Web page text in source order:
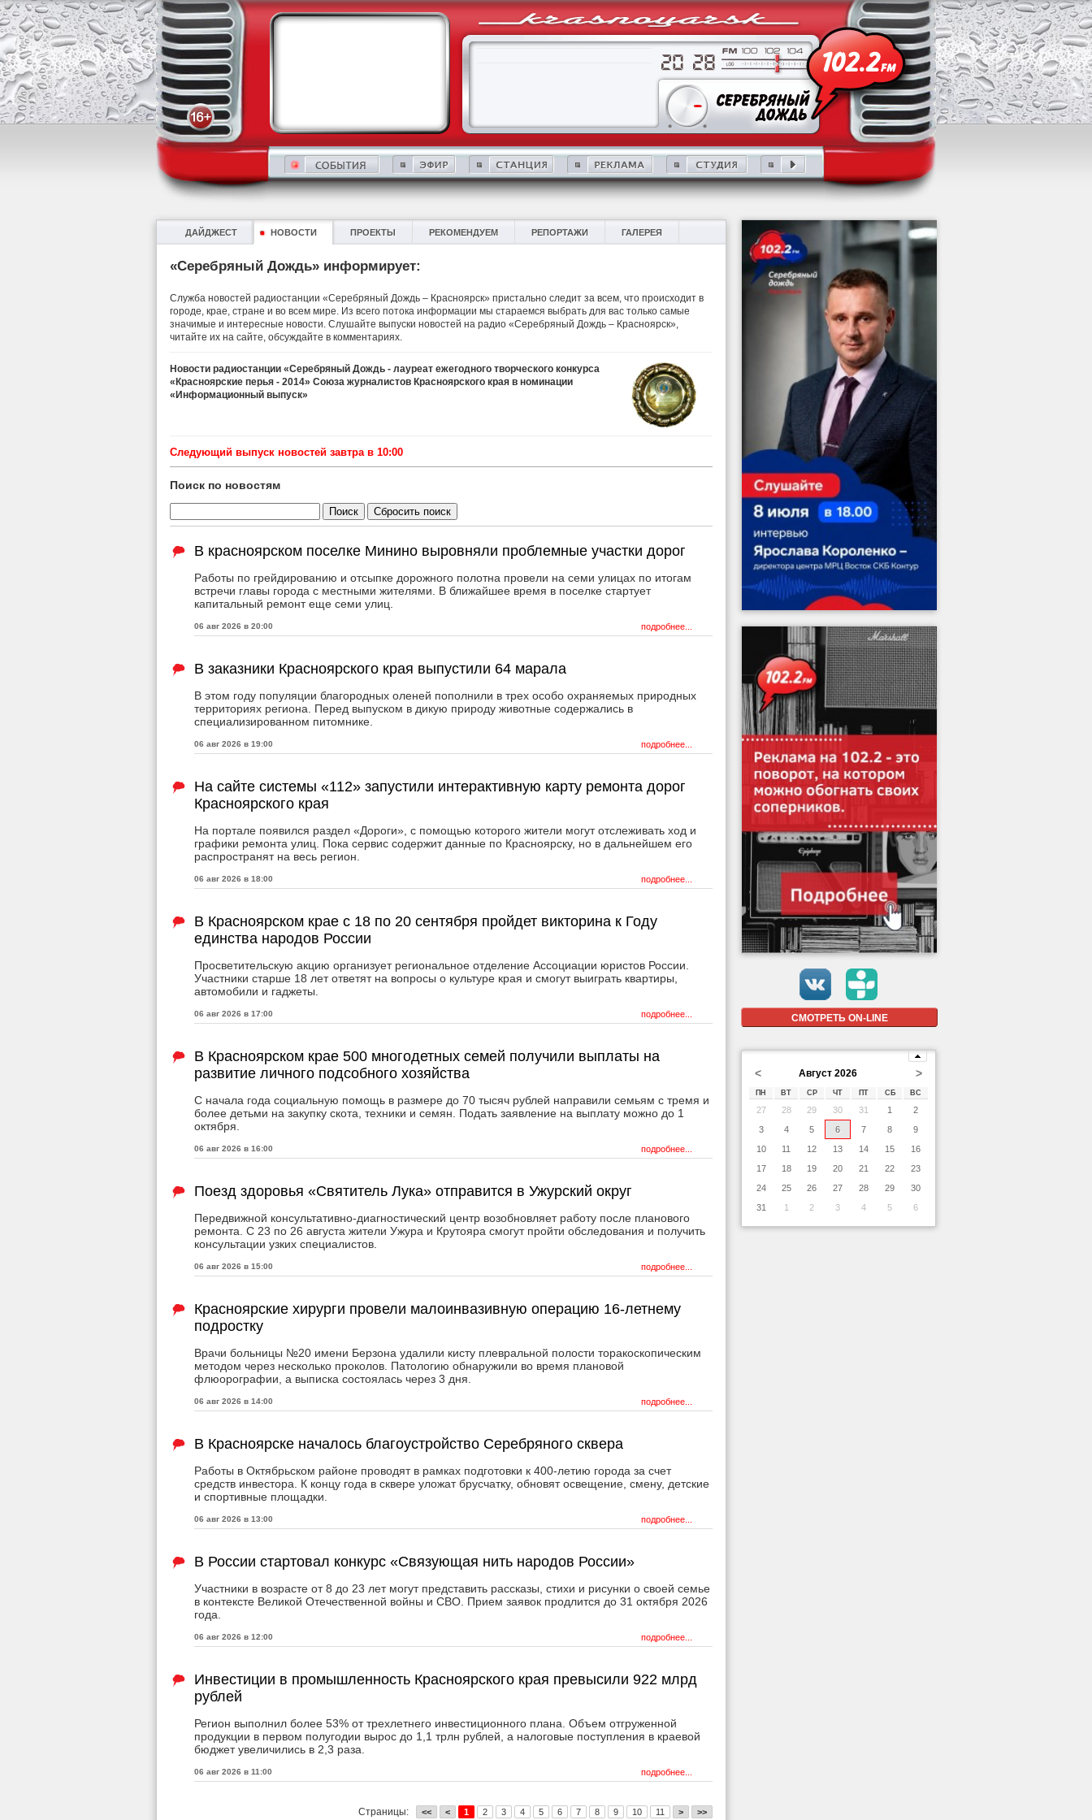
ДАЙДЖЕСТ НОВОСТИ ПРОЕКТЫ РЕКОМЕНДУЕМ РЕПОРТАЖИ ГАЛЕРЕЯ
«Серебряный Дождь» информирует:
Служба новостей радиостанции «Серебряный Дождь – Красноярск» пристально следит за всем, что происходит в
городе, крае, стране и во всем мире. Из всего потока информации мы стараемся выбрать для вас только самые
значимые и интересные новости. Слушайте выпуски новостей на радио «Серебряный Дождь – Красноярск»,
читайте их на сайте, обсуждайте в комментариях.
Новости радиостанции «Серебряный Дождь - лауреат ежегодного творческого конкурса
«Красноярские перья - 2014» Союза журналистов Красноярского края в номинации
«Информационный выпуск»
Cледующий выпуск новостей завтра в 10:00
Поиск по новостям
В красноярском поселке Минино выровняли проблемные участки дорог
Работы по грейдированию и отсыпке дорожного полотна провели на семи улицах по итогам
встречи главы города с местными жителями. В ближайшее время в поселке стартует
капитальный ремонт еще семи улиц.
06 авг 2026 в 20:00 подробнее...
В заказники Красноярского края выпустили 64 марала
В этом году популяции благородных оленей пополнили в трех особо охраняемых природных
территориях региона. Перед выпуском в дикую природу животные содержались в
специализированном питомнике.
06 авг 2026 в 19:00 подробнее...
На сайте системы «112» запустили интерактивную карту ремонта дорог
Красноярского края
На портале появился раздел «Дороги», с помощью которого жители могут отслеживать ход и
графики ремонта улиц. Пока сервис содержит данные по Красноярску, но в дальнейшем его
распространят на весь регион.
06 авг 2026 в 18:00 подробнее...
В Красноярском крае с 18 по 20 сентября пройдет викторина к Году
единства народов России
Просветительскую акцию организует региональное отделение Ассоциации юристов России.
Участники старше 18 лет ответят на вопросы о культуре края и смогут выиграть квартиры,
автомобили и гаджеты.
06 авг 2026 в 17:00 подробнее...
В Красноярском крае 500 многодетных семей получили выплаты на
развитие личного подсобного хозяйства
С начала года социальную помощь в размере до 70 тысяч рублей направили семьям с тремя и
более детьми на закупку скота, техники и семян. Подать заявление на выплату можно до 1
октября.
06 авг 2026 в 16:00 подробнее...
Поезд здоровья «Святитель Лука» отправится в Ужурский округ
Передвижной консультативно-диагностический центр возобновляет работу после планового
ремонта. С 23 по 26 августа жители Ужура и Крутояра смогут пройти обследования и получить
консультации узких специалистов.
06 авг 2026 в 15:00 подробнее...
Красноярские хирурги провели малоинвазивную операцию 16-летнему
подростку
Врачи больницы №20 имени Берзона удалили кисту плевральной полости торакоскопическим
методом через несколько проколов. Патологию обнаружили во время плановой
флюорографии, а выписка состоялась через 3 дня.
06 авг 2026 в 14:00 подробнее...
В Красноярске началось благоустройство Серебряного сквера
Работы в Октябрьском районе проводят в рамках подготовки к 400-летию города за счет
средств инвестора. К концу года в сквере уложат брусчатку, обновят освещение, смену, детские
и спортивные площадки.
06 авг 2026 в 13:00 подробнее...
В России стартовал конкурс «Связующая нить народов России»
Участники в возрасте от 8 до 23 лет могут представить рассказы, стихи и рисунки о своей семье
в контексте Великой Отечественной войны и СВО. Прием заявок продлится до 31 октября 2026
года.
06 авг 2026 в 12:00 подробнее...
Инвестиции в промышленность Красноярского края превысили 922 млрд
рублей
Регион выполнил более 53% от трехлетнего инвестиционного плана. Объем отгруженной
продукции в первом полугодии вырос до 1,1 трлн рублей, а налоговые поступления в краевой
бюджет увеличились в 2,3 раза.
06 авг 2026 в 11:00 подробнее...
Страницы: << < 1 2 3 4 5 6 7 8 9 10 11 > >>
СМОТРЕТЬ ON-LINE
< >
Август 2026
ПН ВТ СР ЧТ ПТ СБ ВС
27 28 29 30 31 1
2
3
4 5 6 7 8
9
10
11 12 13 14 15
16
17
18 19 20 21 22
23
24
25 26 27 28 29
30
31
1 2 3 4 5 6